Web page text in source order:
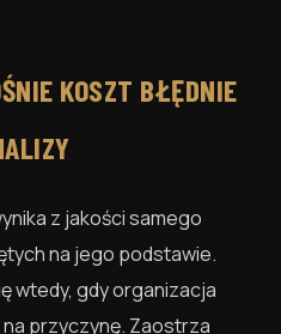
KOSZT BŁĘDNIE
z jakości samego
na jego podstawie.
wtedy, gdy organizacja
przyczynę. Zaostrza